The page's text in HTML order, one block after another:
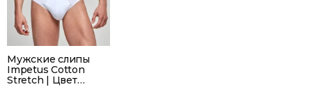
Мужские слипы
Impetus Cotton
Stretch | Цвет